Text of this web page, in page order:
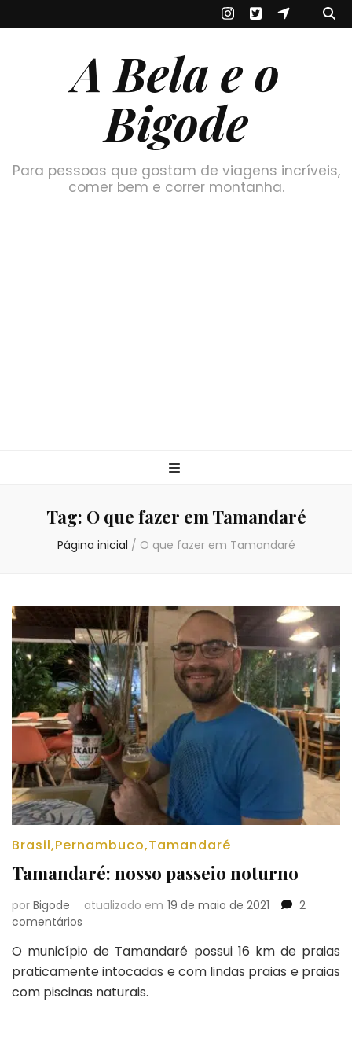
A Bela e o
Bigode
Para pessoas que gostam de viagens incríveis,
comer bem e correr montanha.
Tag: O que fazer em Tamandaré
Página inicial / O que fazer em Tamandaré
Brasil,Pernambuco,Tamandaré
Tamandaré: nosso passeio noturno
por Bigode atualizado em 19 de maio de 2021
2
comentários
nosso
passeio
noturno
O município de Tamandaré possui 16 km de praias
praticamente intocadas e com lindas praias e praias
com piscinas naturais.